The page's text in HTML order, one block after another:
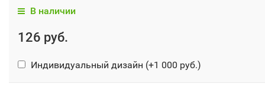
В наличии
126 руб.
Индивидуальный дизайн (+1 000 руб.)